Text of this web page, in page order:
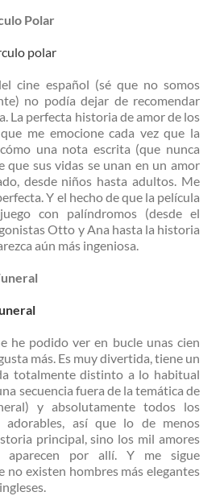
Polar
cine español (sé que no somos
no podía dejar de recomendar
La perfecta historia de amor de los
me emocione cada vez que la
una nota escrita (que nunca
que sus vidas se unan en un amor
desde niños hasta adultos. Me
Y el hecho de que la película
con palíndromos (desde el
Otto y Ana hasta la historia
aún más ingeniosa.
he podido ver en bucle unas cien
más. Es muy divertida, tiene un
totalmente distinto a lo habitual
secuencia fuera de la temática de
y absolutamente todos los
así que lo de menos
principal, sino los mil amores
por allí. Y me sigue
no existen hombres más elegantes